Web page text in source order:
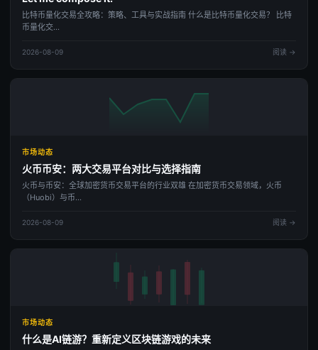
比特币量化交易全攻略：策略、工具与实战指南 什么是比特币量化交易？ 比特
币量化交...
2026-08-09 阅读 →
市场动态
火币币安：两大交易平台对比与选择指南
火币与币安：全球加密货币交易平台的行业双雄 在加密货币交易领域，火币
（Huobi）与币...
2026-08-09 阅读 →
市场动态
什么是AI链游？重新定义区块链游戏的未来